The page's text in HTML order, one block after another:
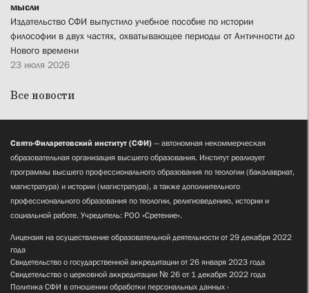
мысли
Издательство СФИ выпустило учебное пособие по истории
философии в двух частях, охватывающее периоды от Античности до
Нового времени
23 июля 2026
Все новости
Свято-Филаретовский институт (СФИ) — автономная некоммерческая
образовательная организация высшего образования. Институт реализует
программы высшего профессионального образования по теологии (бакалавриат,
магистратура) и истории (магистратура), а также дополнительного
профессионального образования по теологии, религиоведению, истории и
социальной работе. Учредитель: РОО «Сретение».
Лицензия на осуществление образовательной деятельности от 29 декабря 2022
года
Свидетельство о государственной аккредитации от 26 января 2023 года
Свидетельство о церковной аккредитации № 26 от 1 декабря 2022 года
Политика СФИ в отношении обработки персональных данных